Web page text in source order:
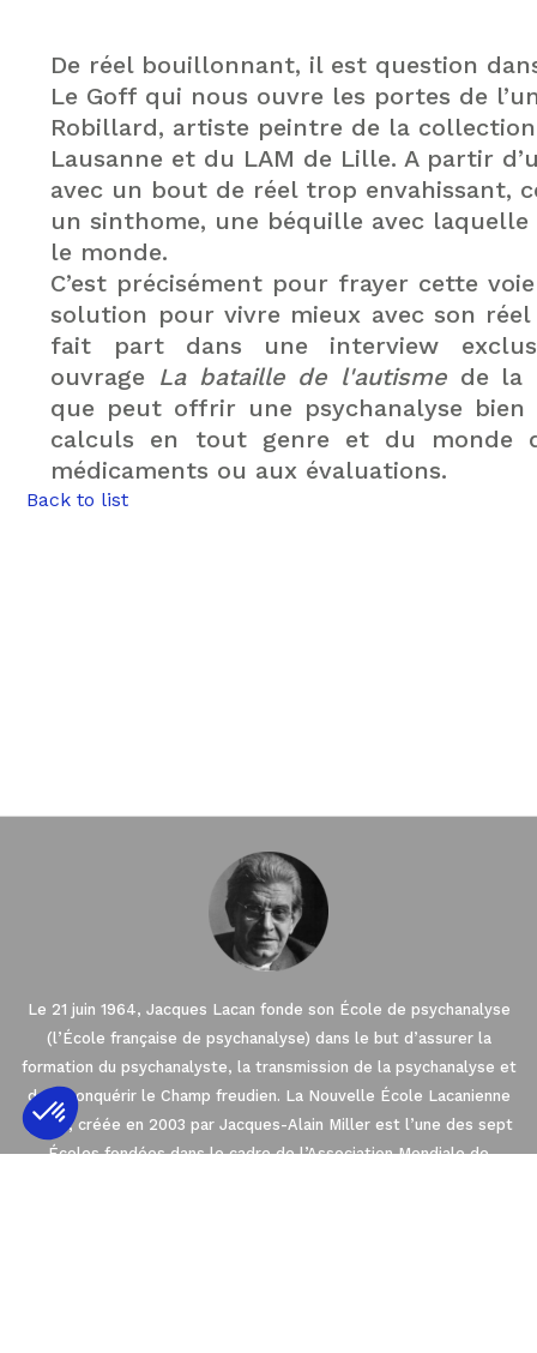
De réel bouillonnant, il est question
Le Goff qui nous ouvre les portes de
Robillard, artiste peintre de la
Lausanne et du LAM de Lille. A partir
avec un bout de réel trop envahissant,
un sinthome, une béquille avec
le monde.
C’est précisément pour frayer cette
solution pour vivre mieux avec son réel
fait part dans une interview
ouvrage La bataille de l'autisme de la
que peut offrir une psychanalyse bien
calculs en tout genre et du monde
médicaments ou aux évaluations.
Back to list
Le 21 juin 1964, Jacques Lacan fonde son École de psychanalyse
(l’École française de psychanalyse) dans le but d’assurer la
formation du psychanalyste, la transmission de la psychanalyse et
de reconquérir le Champ freudien. La Nouvelle École Lacanienne
(NLS), créée en 2003 par Jacques-Alain Miller est l’une des sept
Écoles fondées dans le cadre de l’Association Mondiale de